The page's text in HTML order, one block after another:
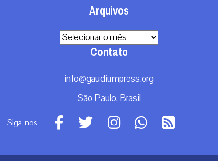
Arquivos
Arquivos
Contato
info@gaudiumpress.org
São Paulo, Brasil
Siga-nos